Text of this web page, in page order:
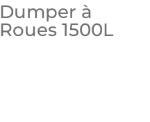
Dumper à
Roues 1500L